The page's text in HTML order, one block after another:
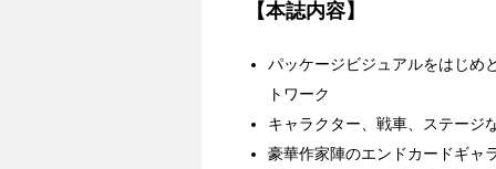
【本誌内容】
パッケージビジュアルをはじめ
トワーク
キャラクター、戦車、ステージ
豪華作家陣のエンドカードギャ